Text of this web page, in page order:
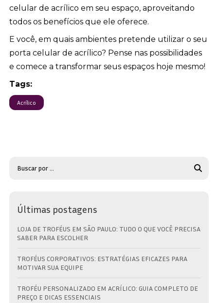
celular de acrílico em seu espaço, aproveitando
todos os benefícios que ele oferece.
E você, em quais ambientes pretende utilizar o seu
porta celular de acrílico? Pense nas possibilidades
e comece a transformar seus espaços hoje mesmo!
Tags:
Acrílico
Últimas postagens
LOJA DE TROFÉUS EM SÃO PAULO: TUDO O QUE VOCÊ PRECISA
SABER PARA ESCOLHER
TROFÉUS CORPORATIVOS: ESTRATÉGIAS EFICAZES PARA
MOTIVAR SUA EQUIPE
TROFÉU PERSONALIZADO EM ACRÍLICO: GUIA COMPLETO DE
PREÇO E DICAS ESSENCIAIS